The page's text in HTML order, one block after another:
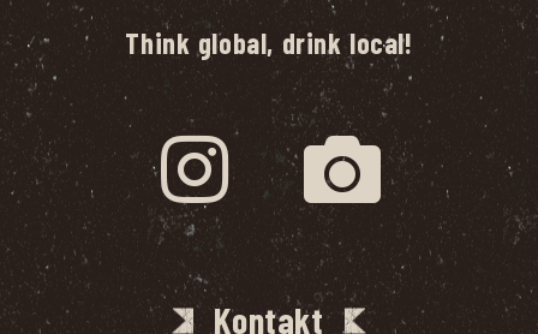
Think global, drink local!
Kontakt